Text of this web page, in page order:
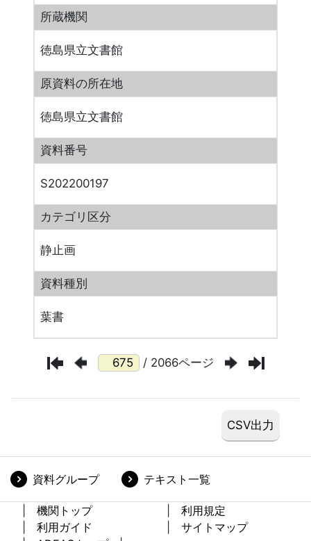
所蔵機関
徳島県立文書館
原資料の所在地
徳島県立文書館
資料番号
S202200197
カテゴリ区分
静止画
資料種別
葉書
/ 2066ページ
資料グループ テキスト一覧
機関トップ
利用規定
利用ガイド
サイトマップ